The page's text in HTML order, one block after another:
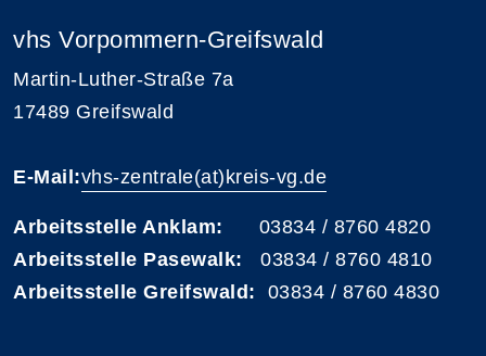
vhs Vorpommern-Greifswald
Martin-Luther-Straße 7a
17489 Greifswald
E-Mail:vhs-zentrale(at)kreis-vg.de
Arbeitsstelle Anklam: 03834 / 8760 4820
Arbeitsstelle Pasewalk: 03834 / 8760 4810
Arbeitsstelle Greifswald: 03834 / 8760 4830